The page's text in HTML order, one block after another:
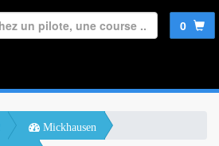
0
Mickhausen